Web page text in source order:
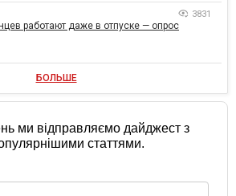
3831
работают даже в отпуске — опрос
БОЛЬШЕ
ми відправляємо дайджест з
статтями.